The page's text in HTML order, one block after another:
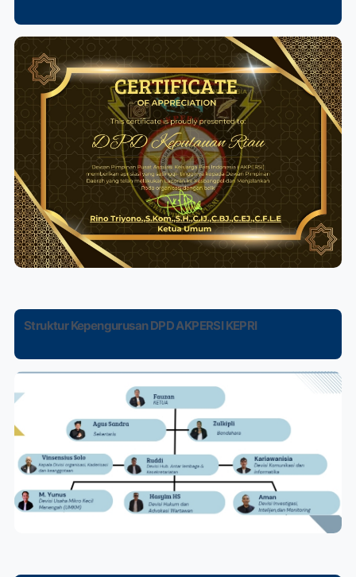
Struktur Kepengurusan DPD AKPERSI KEPRI